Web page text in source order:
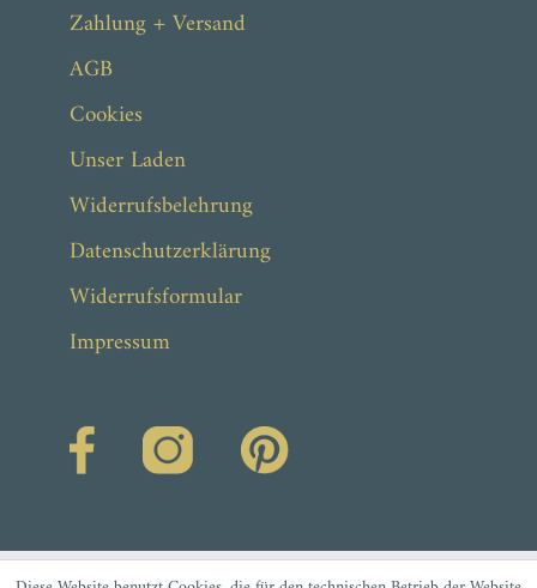
Zahlung + Versand
AGB
Cookies
Unser Laden
Widerrufsbelehrung
Datenschutzerklärung
Widerrufsformular
Impressum